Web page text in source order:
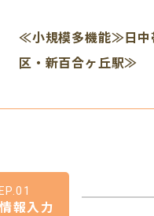
≪小規模多機能≫日中
区・新百合ヶ丘駅≫
報入力